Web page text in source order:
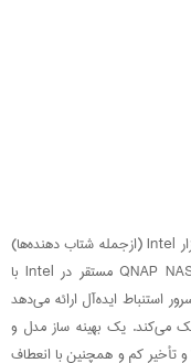
جعبه‌ابزار OpenVINO حجم کار را در سراسر سخت‌افزار Intel (ازجمله شتاب‌ دهنده‌ها)
گسترش می‌دهد و عملکرد را به حداکثر می‌رساند. QNAP NAS مستقر در Intel با
استنباط ایده‌آل ارائه می‌دهد
می‌کند. یک بهینه‌ ساز مدل و
و تأخیر کم و همچنین با انعطاف‌